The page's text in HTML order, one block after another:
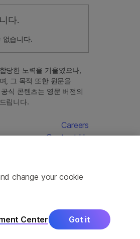
다.
없습니다.
당한 노력을 기울였으나,
, 그 목적 또한 원문을
식 콘텐츠는 영문 버전의
립니다.
Careers
Contact Us
change your cookie
Center Got it